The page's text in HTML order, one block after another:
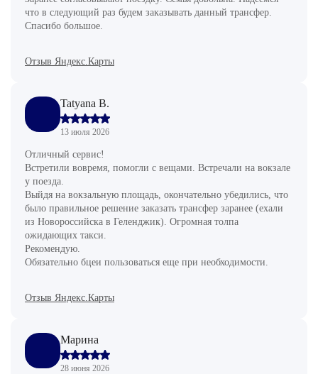
что в следующий раз будем заказывать данный трансфер.
Спасибо большое.
Отзыв Яндекс.Карты
Tatyana B.
13 июля 2026
Отличный сервис!
Встретили вовремя, помогли с вещами. Встречали на вокзале
у поезда.
Выйдя на вокзальную площадь, окончательно убедились, что
было правильное решение заказать трансфер заранее (ехали
из Новороссийска в Геленджик). Огромная толпа
ожидающих такси.
Рекомендую.
Обязательно бцеи пользоваться еще при необходимости.
Отзыв Яндекс.Карты
Марина
28 июня 2026